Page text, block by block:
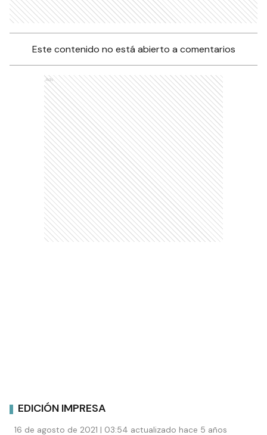
Este contenido no está abierto a comentarios
Ads
EDICIÓN IMPRESA
16 de agosto de 2021 | 03:54 actualizado hace 5 años